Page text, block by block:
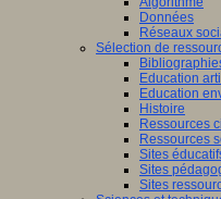
Données
Réseaux
Sélection de
Education
Education
Histoire
Ressources
Ressources
Sites
Sites
Sites